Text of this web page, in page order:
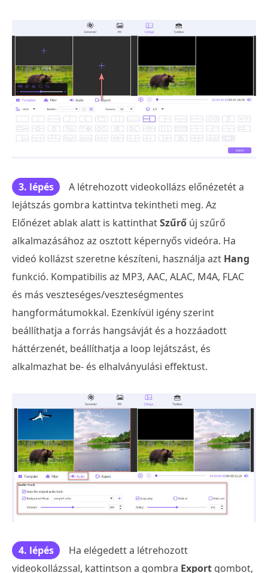
3. lépés
A létrehozott videokollázs előnézetét a
lejátszás gombra kattintva tekintheti meg. Az
Előnézet ablak alatt is kattinthatSzűrő új szűrő
alkalmazásához az osztott képernyős videóra. Ha
videó kollázst szeretne készíteni, használja azt Hang
funkció. Kompatibilis az MP3, AAC, ALAC, M4A, FLAC
és más veszteséges/veszteségmentes
hangformátumokkal. Ezenkívül igény szerint
beállíthatja a forrás hangsávját és a hozzáadott
háttérzenét, beállíthatja a loop lejátszást, és
alkalmazhat be- és elhalványulási effektust.
4. lépés
Ha elégedett a létrehozott
videokollázssal, kattintson a gombra Export gombot,